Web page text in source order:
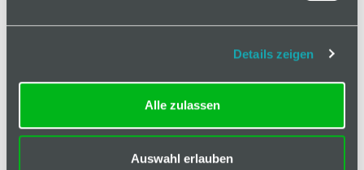
Details zeigen
Alle zulassen
Auswahl erlauben
Hinweis
Klassifizierungen